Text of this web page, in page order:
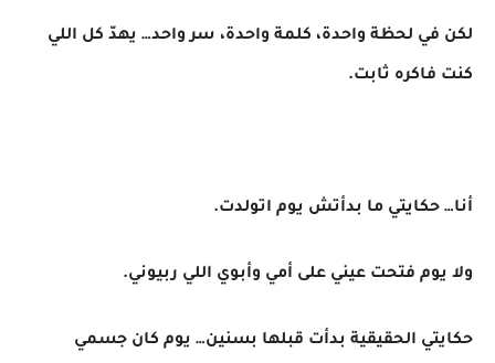
لكن في لحظة واحدة، كلمة واحدة، سر واحد… يهدّ كل اللي
كنت فاكره ثابت.
أنا… حكايتي ما بدأتش يوم اتولدت.
ولا يوم فتحت عيني على أمي وأبوي اللي ربيوني.
حكايتي الحقيقية بدأت قبلها بسنين… يوم كان جسمي